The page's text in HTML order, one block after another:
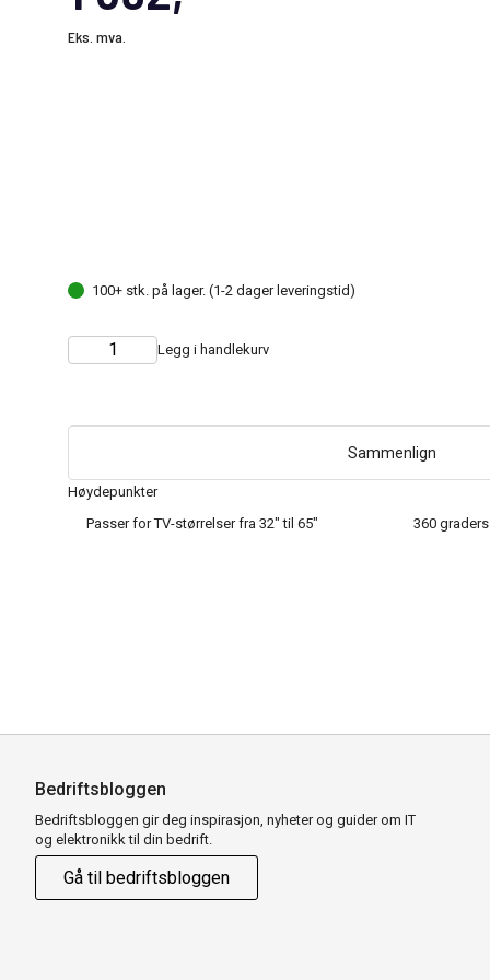
Høydepunkter
Passer for TV-størrelser fra 32" til 65"
360
Eks. mva.
100+ stk. på lager. (1-2 dager leveringstid)
Choose
Quantity Legg i handlekurv
Sammenlign
Bedriftsbloggen
Bedriftsbloggen gir deg inspirasjon, nyheter og guider om IT
og elektronikk til din bedrift.
Gå til bedriftsbloggen